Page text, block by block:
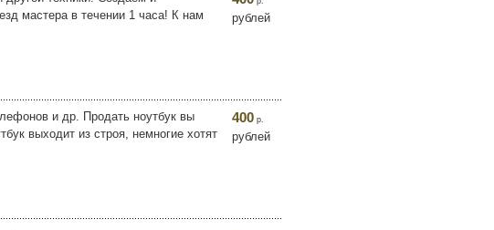
мастера в течении 1 часа! К нам
рублей
и др. Продать ноутбук вы
выходит из строя, немногие хотят
400 р.
рублей